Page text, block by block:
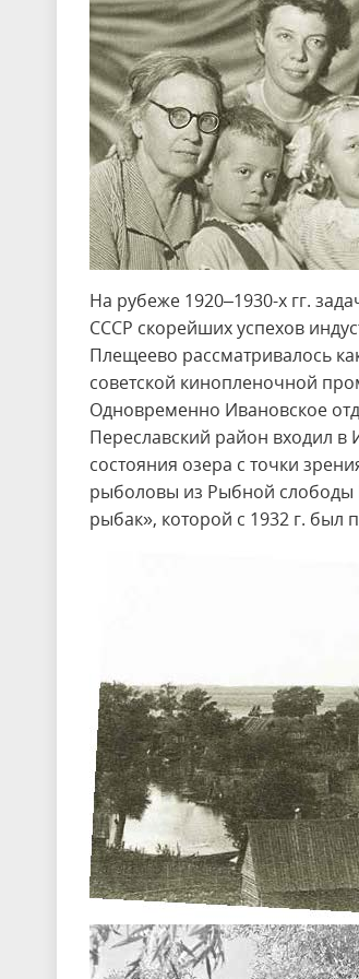
На рубеже 1920–1930-х гг.
СССР скорейших успехов
Плещеево рассматривалось
советской кинопленочной
Одновременно Ивановское
Переславский район входил
состояния озера с точки
рыболовы из Рыбной слободы
рыбак», которой с 1932 г. был